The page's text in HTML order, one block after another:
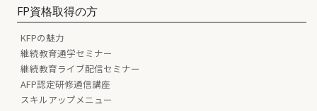
FP資格取得の方
KFPの魅力
継続教育通学セミナー
継続教育ライブ配信セミナー
AFP認定研修通信講座
スキルアップメニュー